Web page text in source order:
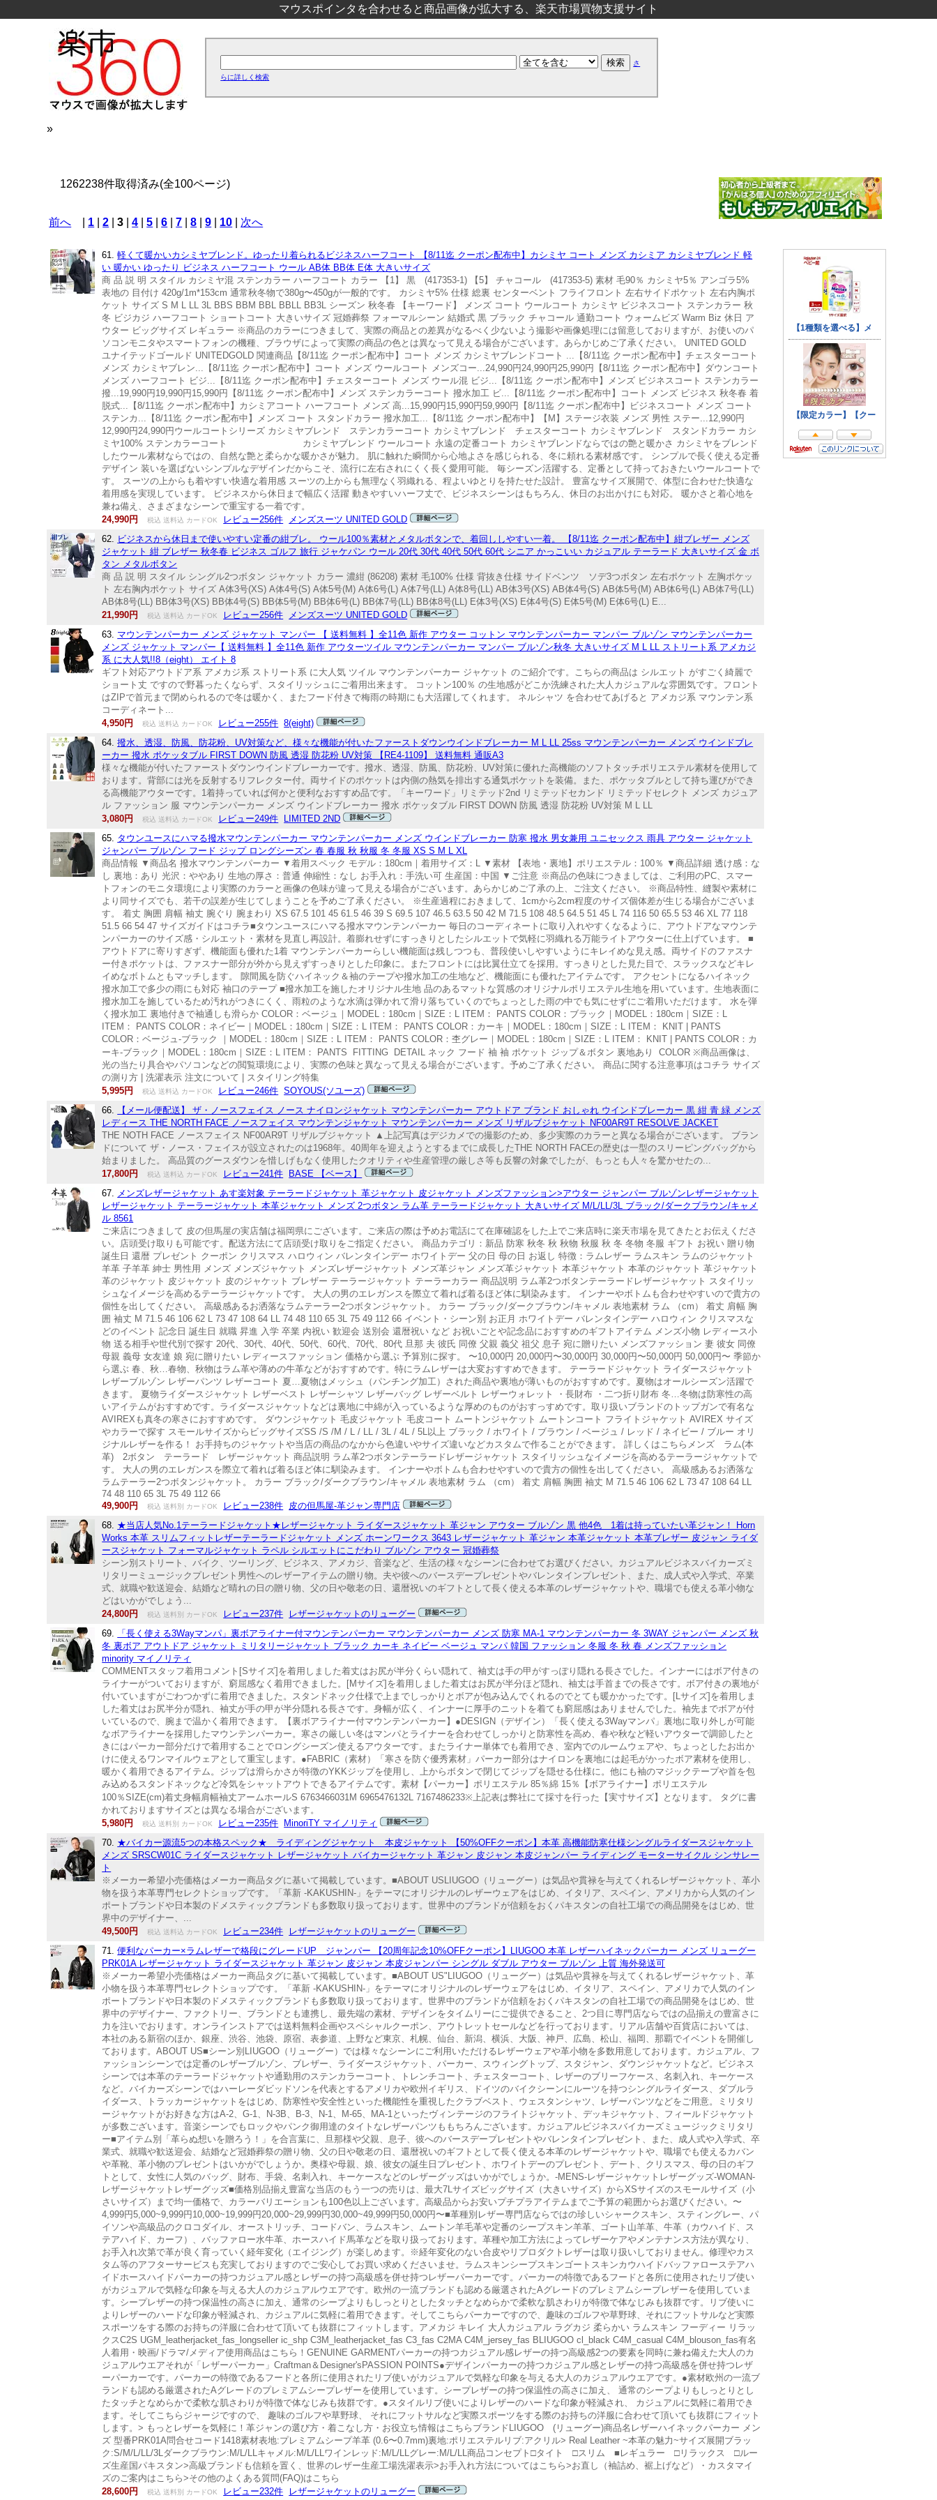
マウスポインタを合わせると商品画像が拡大する、楽天市場買物支援サイト
さ
らに詳しく検索
»
1262238件取得済み(全100ページ)
前へ 1 |2 |3 |4 |5 |6 |7 |8 |9 10 次へ
61.軽くて暖かいカシミヤブレンド。ゆったり着られるビジネスハーフコート 【8/11迄 クーポン配布中】カシミヤ コート メンズ カシミア カシミヤブレンド 軽
い 暖かい ゆったり ビジネス ハーフコート ウール AB体 BB体 E体 大きいサイズ
商 品 説 明 スタイル カシミヤ混 ステンカラー ハーフコート カラー 【1】 黒 (417353-1) 【5】 チャコール (417353-5) 素材 毛90％ カシミヤ5％ アンゴラ5%
表地の 目付け 420g/1m*153cm 通常秋冬物で380g〜450gが一般的です。 カシミヤ5% 仕様 総裏 センターベント フライフロント 左右サイドポケット 左右内胸ポ
ケット サイズ S M L LL 3L BBS BBM BBL BBLL BB3L シーズン 秋冬春 【キーワード】 メンズ コート ウールコート カシミヤ ビジネスコート ステンカラー 秋
冬 ビジカジ ハーフコート ショートコート 大きいサイズ 冠婚葬祭 フォーマルシーン 結婚式 黒 ブラック チャコール 通勤コート ウォームビズ Warm Biz 休日 ア
ウター ビッグサイズ レギュラー ※商品のカラーにつきまして、実際の商品との差異がなるべく少ないよう撮影や画像処理には留意しておりますが、お使いのパ
ソコンモニタやスマートフォンの機種、ブラウザによって実際の商品の色とは異なって見える場合がございます。あらかじめご了承ください。 UNITED GOLD
ユナイテッドゴールド UNITEDGOLD 関連商品【8/11迄 クーポン配布中】コート メンズ カシミヤブレンドコート ...【8/11迄 クーポン配布中】チェスターコート
メンズ カシミヤブレン...【8/11迄 クーポン配布中】コート メンズ ウールコート メンズコー...24,990円24,990円25,990円【8/11迄 クーポン配布中】ダウンコート
メンズ ハーフコート ビジ...【8/11迄 クーポン配布中】チェスターコート メンズ ウール混 ビジ...【8/11迄 クーポン配布中】メンズ ビジネスコート ステンカラー
撥...19,990円19,990円15,990円【8/11迄 クーポン配布中】メンズ ステンカラーコート 撥水加工 ビ...【8/11迄 クーポン配布中】コート メンズ ビジネス 秋冬春 着
脱式...【8/11迄 クーポン配布中】カシミアコート ハーフコート メンズ 高...15,990円15,990円59,990円【8/11迄 クーポン配布中】ビジネスコート メンズ コート
ステンカ...【8/11迄 クーポン配布中】メンズ コート スタンドカラー 撥水加工...【8/11迄 クーポン配布中】【M】ステージ衣装 メンズ 男性 ステー...12,990円
12,990円24,990円ウールコートシリーズ カシミヤブレンド ステンカラーコート カシミヤブレンド チェスターコート カシミヤブレンド スタンドカラー カシ
ミヤ100% ステンカラーコート カシミヤブレンド ウールコート 永遠の定番コート カシミヤブレンドならではの艶と暖かさ カシミヤをブレンド
したウール素材ならではの、自然な艶と柔らかな暖かさが魅力。 肌に触れた瞬間から心地よさを感じられる、冬に頼れる素材感です。 シンプルで長く使える定番
デザイン 装いを選ばないシンプルなデザインだからこそ、流行に左右されにくく長く愛用可能。 毎シーズン活躍する、定番として持っておきたいウールコートで
す。 スーツの上からも着やすい快適な着用感 スーツの上からも無理なく羽織れる、程よいゆとりを持たせた設計。 豊富なサイズ展開で、体型に合わせた快適な
着用感を実現しています。 ビジネスから休日まで幅広く活躍 動きやすいハーフ丈で、ビジネスシーンはもちろん、休日のお出かけにも対応。 暖かさと着心地を
兼ね備え、さまざまなシーンで重宝する一着です。
24,990円
税込 送料込 カードOK レビュー256件
メンズスーツ UNITED GOLD
62. ビジネスから休日まで使いやすい定番の紺ブレ。 ウール100％素材とメタルボタンで、着回ししやすい一着。 【8/11迄 クーポン配布中】紺ブレザー メンズ
ジャケット 紺 ブレザー 秋冬春 ビジネス ゴルフ 旅行 ジャケパン ウール 20代 30代 40代 50代 60代 シニア かっこいい カジュアル テーラード 大きいサイズ 金 ボ
タン メタルボタン
商 品 説 明 スタイル シングル2つボタン ジャケット カラー 濃紺 (86208) 素材 毛100% 仕様 背抜き仕様 サイドベンツ ソデ3つボタン 左右ポケット 左胸ポケッ
ト 左右胸内ポケット サイズ A体3号(XS) A体4号(S) A体5号(M) A体6号(L) A体7号(LL) A体8号(LL) AB体3号(XS) AB体4号(S) AB体5号(M) AB体6号(L) AB体7号(LL)
AB体8号(LL) BB体3号(XS) BB体4号(S) BB体5号(M) BB体6号(L) BB体7号(LL) BB体8号(LL) E体3号(XS) E体4号(S) E体5号(M) E体6号(L) E...
21,990円
税込 送料込 カードOK レビュー256件
メンズスーツ UNITED GOLD
63. マウンテンパーカー メンズ ジャケット マンパー 【 送料無料 】全11色 新作 アウター コットン マウンテンパーカー マンパー ブルゾン マウンテンパーカー
メンズ ジャケット マンパー【 送料無料 】全11色 新作 アウターツイル マウンテンパーカー マンパー ブルゾン秋冬 大きいサイズ M L LL ストリート系 アメカジ
系 に大人気!!8（eight） エイト 8
ギフト対応アウトドア系 アメカジ系 ストリート系 に大人気 ツイル マウンテンパーカー ジャケット のご紹介です。こちらの商品は シルエット がすごく綺麗で
ショート丈 ですので野暮ったくならず、スタイリッシュにご着用出来ます。 コットン100％ の生地感がどこか洗練された大人カジュアルな雰囲気です。フロント
はZIPで首元まで閉められるので冬は暖かく、またフード付きで梅雨の時期にも大活躍してくれます。 ネルシャツ を合わせてあげると アメカジ系 マウンテン系
コーディネート...
4,950円
税込 送料込 カードOK レビュー255件 8(eight)
64.撥水、透湿、防風、防花粉、UV対策など、様々な機能が付いたファーストダウンウインドブレーカー M L LL 25ss マウンテンパーカー メンズ ウインドブレ
ーカー 撥水 ポケッタブル FIRST DOWN 防風 透湿 防花粉 UV対策 【RE4-1109】 送料無料 通販A3
様々な機能が付いたファーストダウンウインドブレーカーです。撥水、透湿、防風、防花粉、UV対策に優れた高機能のソフトタッチポリエステル素材を使用して
おります。背部には光を反射するリフレクター付。両サイドのポケットは内側の熱気を排出する通気ポケットを装備。また、ポケッタブルとして持ち運びができ
る高機能アウターです。1着持っていれば何かと便利なおすすめ品です。「キーワード」リミテッド2nd リミテッドセカンド リミテッドセレクト メンズ カジュア
ル ファッション 服 マウンテンパーカー メンズ ウインドブレーカー 撥水 ポケッタブル FIRST DOWN 防風 透湿 防花粉 UV対策 M L LL
3,080円
税込 送料込 カードOK レビュー249件
LIMITED 2ND
65. タウンユースにハマる撥水マウンテンパーカー マウンテンパーカー メンズ ウインドブレーカー 防寒 撥水 男女兼用 ユニセックス 雨具 アウター ジャケット
ジャンパー ブルゾン フード ジップ ロングシーズン 春 春服 秋 秋服 冬 冬服 XS S M L XL
商品情報 ▼商品名 撥水マウンテンパーカー ▼着用スペック モデル：180cm｜着用サイズ：L ▼素材 【表地・裏地】ポリエステル：100％ ▼商品詳細 透け感：な
し 裏地：あり 光沢：ややあり 生地の厚さ：普通 伸縮性：なし お手入れ：手洗い可 生産国：中国 ▼ご注意 ※商品の色味につきましては、ご利用のPC、スマー
トフォンのモニタ環境により実際のカラーと画像の色味が違って見える場合がございます。あらかじめご了承の上、ご注文ください。 ※商品特性、縫製や素材に
より同サイズでも、若干の誤差が生じてしまうことを予めご了承ください。 ※生産過程におきまして、1cmから2cm程度のサイズ個体差が生じる場合がございま
す。 着丈 胸囲 肩幅 袖丈 腕ぐり 腕まわり XS 67.5 101 45 61.5 46 39 S 69.5 107 46.5 63.5 50 42 M 71.5 108 48.5 64.5 51 45 L 74 116 50 65.5 53 46 XL 77 118
51.5 66 54 47 サイズガイドはコチラ■タウンユースにハマる撥水マウンテンパーカー 毎日のコーディネートに取り入れやすくなるように、アウトドアなマウンテ
ンパーカーのサイズ感・シルエット・素材を見直し再設計。着膨れせずにすっきりとしたシルエットで気軽に羽織れる万能ライトアウターに仕上げています。 ■
アウトドアに寄りすぎず、機能面も優れた1着 マウンテンパーカーらしい機能面は残しつつも、普段使いしやすいようにキレイめな見え感。両サイドのファスナ
ー付きポケットは、ファスナー部分が外から見えずすっきりとした印象に。またフロントには比翼仕立てを採用。すっきりとした見た目で、スラックスなどキレ
イめなボトムともマッチします。 隙間風を防ぐハイネック＆袖のテープや撥水加工の生地など、機能面にも優れたアイテムです。 アクセントになるハイネック
撥水加工で多少の雨にも対応 袖口のテープ ■撥水加工を施したオリジナル生地 品のあるマットな質感のオリジナルポリエステル生地を用いています。生地表面に
撥水加工を施しているため汚れがつきにくく、雨粒のような水滴は弾かれて滑り落ちていくのでちょっとした雨の中でも気にせずにご着用いただけます。 水を弾
く撥水加工 裏地付きで袖通しも滑らか COLOR：ベージュ｜MODEL：180cm｜SIZE：L ITEM： PANTS COLOR：ブラック｜MODEL：180cm｜SIZE：L
ITEM： PANTS COLOR：ネイビー｜MODEL：180cm｜SIZE：L ITEM： PANTS COLOR：カーキ｜MODEL：180cm｜SIZE：L ITEM： KNIT | PANTS
COLOR：ベージュ-ブラック ｜MODEL：180cm｜SIZE：L ITEM： PANTS COLOR：杢グレー｜MODEL：180cm｜SIZE：L ITEM： KNIT | PANTS COLOR：カ
ーキ-ブラック｜MODEL：180cm｜SIZE：L ITEM： PANTS FITTING DETAIL ネック フード 袖 袖 ポケット ジップ＆ボタン 裏地あり COLOR ※商品画像は、
光の当たり具合やパソコンなどの閲覧環境により、実際の色味と異なって見える場合がございます。予めご了承ください。 商品に関する注意事項はコチラ サイズ
の測り方 | 洗濯表示 注文について | スタイリング特集
5,995円
税込 送料込 カードOK レビュー246件 SOYOUS(ソユーズ)
66.
【メール便配送】 ザ・ノースフェイス ノース ナイロンジャケット マウンテンパーカー アウトドア ブランド おしゃれ ウインドブレーカー 黒 紺 青 緑 メンズ
レディース THE NORTH FACE ノースフェイス マウンテンジャケット マウンテンパーカー メンズ リザルブジャケット NF00AR9T RESOLVE JACKET
THE NOTH FACE ノースフェイス NF00AR9T リザルブジャケット ▲上記写真はデジカメでの撮影のため、多少実際のカラーと異なる場合がございます。 ブラン
ドについて ザ・ノース・フェイスが設立されたのは1968年。40周年を迎えようとするまでに成長したTHE NORTH FACEの歴史は一型のスリーピングバッグから
始まりました。 高品質のグースダウンを惜しげもなく使用したクオリティや生産管理の厳しさ等も反響の対象でしたが、もっとも人々を驚かせたの...
17,800円
税込 送料込 カードOK レビュー241件
BASE 【ベース】
67. メンズレザージャケット あす楽対象 テーラードジャケット 革ジャケット 皮ジャケット メンズファッション>アウター ジャンパー ブルゾンレザージャケット
レザージャケット テーラージャケット 本革ジャケット メンズ 2つボタン ラム革 テーラードジャケット 大きいサイズ M/L/LL/3L ブラック/ダークブラウン/キャメ
ル 8561
ご来店につきまして 皮の但馬屋の実店舗は福岡県にございます。ご来店の際は予めお電話にて在庫確認をした上でご来店時に楽天市場を見てきたとお伝えくださ
い。店頭受け取りも可能です。配送方法にて店頭受け取りをご指定ください。 商品カテゴリ：新品 防寒 秋冬 秋 秋物 秋服 秋 冬 冬物 冬服 ギフト お祝い 贈り物
誕生日 還暦 プレゼント クーポン クリスマス ハロウィン バレンタインデー ホワイトデー 父の日 母の日 お返し 特徴：ラムレザー ラムスキン ラムのジャケット
羊革 子羊革 紳士 男性用 メンズ メンズジャケット メンズレザージャケット メンズ革ジャン メンズ革ジャケット 本革ジャケット 本革のジャケット 革ジャケット
革のジャケット 皮ジャケット 皮のジャケット ブレザー テーラージャケット テーラーカラー 商品説明 ラム革2つボタンテーラードレザージャケット スタイリッ
シュなイメージを高めるテーラージャケットです。 大人の男のエレガンスを際立て着れば着るほど体に馴染みます。 インナーやボトムも合わせやすいので貴方の
個性を出してください。 高級感あるお洒落なラムテーラー2つボタンジャケット。 カラー ブラック/ダークブラウン/キャメル 表地素材 ラム （cm） 着丈 肩幅 胸
囲 袖丈 M 71.5 46 106 62 L 73 47 108 64 LL 74 48 110 65 3L 75 49 112 66 イベント・シーン別 お正月 ホワイトデー バレンタインデー ハロウィン クリスマスな
どのイベント 記念日 誕生日 就職 昇進 入学 卒業 内祝い 歓迎会 送別会 還暦祝い など お祝いごとや記念品におすすめのギフトアイテム メンズ小物 レディース小
物 送る相手や世代別で探す 20代、30代、40代、50代、60代、70代、80代 旦那 夫 彼氏 同僚 父親 義父 祖父 息子 宛に贈りたい メンズファッション 妻 彼女 同僚
母親 義母 女友達 娘 宛に贈りたい レディースファッション 価格から選ぶ 予算別に探す。 〜10,000円 20,000円〜30,000円 30,000円〜50,000円 50,000円〜 季節か
ら選ぶ 春、秋…春物、秋物はラム革や薄めの牛革などがおすすめです。特にラムレザーは大変おすすめできます。 テーラードジャケット ライダースジャケット
レザーブルゾン レザーパンツ レザーコート 夏…夏物はメッシュ（パンチング加工）された商品や裏地が薄いものがおすすめです。夏物はオールシーズン活躍で
きます。 夏物ライダースジャケット レザーベスト レザーシャツ レザーバッグ レザーベルト レザーウォレット ・長財布 ・二つ折り財布 冬…冬物は防寒性の高
いアイテムがおすすめです。ライダースジャケットなどは裏地に中綿が入っているような厚めのものがおすっすめです。取り扱いブランドのトップガンで有名な
AVIREXも真冬の寒さにおすすめです。 ダウンジャケット 毛皮ジャケット 毛皮コート ムートンジャケット ムートンコート フライトジャケット AVIREX サイズ
やカラーで探す スモールサイズからビッグサイズSS /S /M / L / LL / 3L / 4L / 5L以上 ブラック / ホワイト / ブラウン / ベージュ / レッド / ネイビー / ブルー オリ
ジナルレザーを作る！ お手持ちのジャケットや当店の商品のなかから色違いやサイズ違いなどカスタムで作ることができます。 詳しくはこちらメンズ ラム(本
革) 2ボタン テーラード レザージャケット 商品説明 ラム革2つボタンテーラードレザージャケット スタイリッシュなイメージを高めるテーラージャケットで
す。 大人の男のエレガンスを際立て着れば着るほど体に馴染みます。 インナーやボトムも合わせやすいので貴方の個性を出してください。 高級感あるお洒落な
ラムテーラー2つボタンジャケット。 カラー ブラック/ダークブラウン/キャメル 表地素材 ラム （cm） 着丈 肩幅 胸囲 袖丈 M 71.5 46 106 62 L 73 47 108 64 LL
74 48 110 65 3L 75 49 112 66
49,900円
税込 送料別 カードOK レビュー238件 皮の但馬屋-革ジャン専門店
68. ★当店人気No.1テーラードジャケット★レザージャケット ライダースジャケット 革ジャン アウター ブルゾン 黒 他4色 1着は持っていたい革ジャン！ Horn
Works 本革 スリムフィットレザーテーラードジャケット メンズ ホーンワークス 3643 レザージャケット 革ジャン 本革ジャケット 本革ブレザー 皮ジャン ライダ
ースジャケット フォーマルジャケット ラペル シルエットにこだわり ブルゾン アウター 冠婚葬祭
シーン別ストリート、バイク、ツーリング、ビジネス、アメカジ、音楽など、生活の様々なシーンに合わせてお選びください。カジュアルビジネスバイカーズミ
リタリーミュージックプレゼント男性へのレザーアイテムの贈り物。夫や彼へのバースデープレゼントやバレンタインプレゼント、また、成人式や入学式、卒業
式、就職や歓送迎会、結婚など晴れの日の贈り物、父の日や敬老の日、還暦祝いのギフトとして長く使える本革のレザージャケットや、職場でも使える革小物な
どはいかがでしょう...
24,800円
税込 送料別 カードOK レビュー237件
レザージャケットのリューグー
69.
「長く使える3Wayマンパ」裏ボアライナー付マウンテンパーカー マウンテンパーカー メンズ 防寒 MA-1 マウンテンパーカー 冬 3WAY ジャンパー メンズ 秋
冬 裏ボア アウトドア ジャケット ミリタリージャケット ブラック カーキ ネイビー ベージュ マンパ 韓国 ファッション 冬服 冬 秋 春 メンズファッション
minority マイノリティ
COMMENTスタッフ着用コメント[Sサイズ]を着用しました着丈はお尻が半分くらい隠れて、袖丈は手の甲がすっぽり隠れる長さでした。インナーにはボア付きの
ライナーがついておりますが、窮屈感なく着用できました。[Mサイズ]を着用しました着丈はお尻が半分ほど隠れ、袖丈は手首までの長さです。ボア付きの裏地が
付いていますがごわつかずに着用できました。スタンドネック仕様で上までしっかりとボアが包み込んでくれるのでとても暖かかったです。[Lサイズ]を着用しま
した着丈はお尻半分が隠れ、袖丈が手の甲が半分隠れる長さです。身幅が広く、インナーに厚手のニットを着ても窮屈感はありませんでした。袖先までボアが付
いているので、腕まで温かく着用できます。【裏ボアライナー付マウンテンパーカー】●DESIGN（デザイン）「長く使える3Wayマンパ」裏地に取り外しが可能
なボアライナーを採用したマウンテンパーカー。寒さの厳しい冬はマンパとライナーを合わせてしっかりと防寒性を高め、春や秋など軽いアウターで調節したと
きにはパーカー部分だけで着用することでロングシーズン使えるアウターです。またライナー単体でも着用でき、室内でのルームウェアや、ちょっとしたお出か
けに使えるワンマイルウェアとして重宝します。●FABRIC（素材）「寒さを防ぐ優秀素材」パーカー部分はナイロンを裏地には起毛がかったボア素材を使用し、
暖かく着用できるアイテム。ジップは滑らかさが特徴のYKKジップを使用し、上からボタンで閉じてジップを隠せる仕様に。他にも袖のマジックテープや首を包
み込めるスタンドネックなど冷気をシャットアウトできるアイテムです。素材【パーカー】ポリエステル 85％綿 15％【ボアライナー】ポリエステル
100％SIZE(cm)着丈身幅肩幅袖丈アームホールS 6763466031M 6965476132L 7167486233※上記表は弊社にて採寸を行った【実寸サイズ】となります。 タグに書
かれておりますサイズとは異なる場合がございます。
5,980円
税込 送料別 カードOK レビュー235件
MinoriTY マイノリティ
70. ★バイカー源流5つの本格スペック★ ライディングジャケット 本皮ジャケット 【50%OFFクーポン】本革 高機能防寒仕様シングルライダースジャケット
メンズ SRSCW01C ライダースジャケット レザージャケット バイカージャケット 革ジャン 皮ジャン 本皮ジャンパー ライディング モーターサイクル シンサレー
ト
※メーカー希望小売価格はメーカー商品タグに基いて掲載しています。■ABOUT USLIUGOO（リューグー）は気品や貫禄を与えてくれるレザージャケット、革小
物を扱う本革専門セレクトショップです。「革新 -KAKUSHIN-」をテーマにオリジナルのレザーウェアをはじめ、イタリア、スペイン、アメリカから人気のイン
ポートブランドや日本製のドメスティックブランドも多数取り扱っております。世界中のブランドが信頼をおくパキスタンの自社工場での商品開発をはじめ、世
界中のデザイナー、...
49,500円
税込 送料込 カードOK レビュー234件
レザージャケットのリューグー
71.便利なパーカー×ラムレザーで格段にグレードUP ジャンパー 【20周年記念10%OFFクーポン】LIUGOO 本革 レザーハイネックパーカー メンズ リューグー
PRK01A レザージャケット ライダースジャケット 革ジャン 皮ジャン 本皮ジャンパー シングル ダブル アウター ブルゾン 上質 海外発送可
※メーカー希望小売価格はメーカー商品タグに基いて掲載しています。■ABOUT US"LIUGOO（リューグー）は気品や貫禄を与えてくれるレザージャケット、革
小物を扱う本革専門セレクトショップです。「革新 -KAKUSHIN-」をテーマにオリジナルのレザーウェアをはじめ、イタリア、スペイン、アメリカで人気のイン
ポートブランドや日本製のドメスティックブランドも多数取り扱っております。世界中のブランドが信頼をおくパキスタンの自社工場での商品開発をはじめ、世
界中のデザイナー、ファクトリー、ブランドとも連携し、最先端の素材、デザインをタイムリーにご提供できること、2つ目に専門店ならではの品揃えの豊富さに
力を注いでおります。オンラインストアでは送料無料企画やスペシャルクーポン、アウトレットセールなどを行っております。リアル店舗や百貨店においては、
本社のある新宿のほか、銀座、渋谷、池袋、原宿、表参道、上野など東京、札幌、仙台、新潟、横浜、大阪、神戸、広島、松山、福岡、那覇でイベントを開催し
ております。ABOUT US■シーン別LIUGOO（リューグー）では様々なシーンにご利用いただけるレザーウェアや革小物を多数用意しております。カジュアル、フ
ァッションシーンでは定番のレザーブルゾン、ブレザー、ライダースジャケット、パーカー、スウィングトップ、スタジャン、ダウンジャケットなど。ビジネス
シーンでは本革のテーラードジャケットや通勤用のステンカラーコート、トレンチコート、チェスターコート、レザーのブリーフケース、名刺入れ、キーケース
など。バイカーズシーンではハーレーダビッドソンを代表とするアメリカや欧州イギリス、ドイツのバイクシーンにルーツを持つシングルライダース、ダブルラ
イダース、トラッカージャケットをはじめ、防寒性や安全性といった機能性を重視したクラブベスト、ウェスタンシャツ、レザーパンツなどをご用意。ミリタリ
ージャケットがお好きな方はA-2、G-1、N-3B、B-3、N-1、M-65、MA-1といったヴィンテージのフライトジャケット、デッキジャケット、フィールドジャケット
が多数ございます。音楽シーンでもロックやパンク御用達のタイトなレザーパンツももちろんございます。カジュアルビジネスバイカーズミュージックミリタリ
ー■アイテム別「革らぬ想いを贈ろう！」を合言葉に、旦那様や父親、息子、彼へのバースデープレゼントやバレンタインプレゼント、また、成人式や入学式、卒
業式、就職や歓送迎会、結婚など冠婚葬祭の贈り物、父の日や敬老の日、還暦祝いのギフトとして長く使える本革のレザージャケットや、職場でも使えるカバン
や革靴、革小物のプレゼントはいかがでしょうか。奥様や母親、娘、彼女の誕生日プレゼント、ホワイトデーのプレゼント、デート、クリスマス、母の日のギフ
トとして、女性に人気のバッグ、財布、手袋、名刺入れ、キーケースなどのレザーグッズはいかがでしょうか。-MENS-レザージャケットレザーグッズ-WOMAN-
レザージャケットレザーグッズ■価格別品揃え豊富な当店のもう一つの売りは、最大7Lサイズビッグサイズ（大きいサイズ）からXSサイズのスモールサイズ（小
さいサイズ）まで均一価格で、カラーバリエーションも100色以上ございます。高級品からお安いプチプラアイテムまでご予算の範囲からお選びください。〜
4,999円5,000~9,999円10,000~19,999円20,000~29,999円30,000~49,999円50,000円〜■革種別レザー専門店ならではの珍しいシャークスキン、スティングレー、パ
イソンや高級品のクロコダイル、オーストリッチ、コードバン、ラムスキン、ムートン羊毛革や定番のシープスキン羊革、ゴート山羊革、牛革（カウハイド、ス
テアハイド、カーフ）、バッファロー水牛革、ホースハイド馬革などを取り扱っております。革種や加工方法によってレザーケアやメンテナンス方法が異なり、
お手入れ次第で革が良く育っていく経年変化（エイジング）が楽しめます。※経年変化のない合皮やリプロダクトレザーは取り扱いしておりません。修理やカス
タム等のアフターサービスも充実しておりますのでご安心してお買い求めくださいませ。ラムスキンシープスキンゴートスキンカウハイドバッファローステアハ
イドホースハイドパーカーの持つカジュアル感とレザーの持つ高級感を併せ持つレザーパーカーです。パーカーの特徴であるフードと各所に使用されたリブ使い
がカジュアルで気軽な印象を与える大人のカジュアルウエアです。欧州の一流ブランドも認める厳選されたAグレードのプレミアムシープレザーを使用していま
す。シープレザーの持つ保温性の高さに加え、通常のシープよりもしっとりとしたタッチとなめらかで柔軟な肌さわりが特徴で体なじみも抜群です。リブ使いに
よりレザーのハードな印象が軽減され、カジュアルに気軽に着用できます。そしてこちらパーカーですので、趣味のゴルフや草野球、それにフットサルなど実際
スポーツをする際のお持ちの洋服に合わせて頂いても抜群にフィットします。アメカジ キレイ 大人カジュアル ラグカジ 柔らかい ラムスキン フーディー リラッ
クスC2S UGM_leatherjacket_fas_longseller ic_shp C3M_leatherjacket_fas C3_fas C2MA C4M_jersey_fas BLIUGOO cl_black C4M_casual C4M_blouson_fas有名
人着用・映画/ドラマ/メディア使用商品はこちら！GENUINE GARMENTパーカーの持つカジュアル感レザーの持つ高級感2つの要素を同時に兼ね備えた大人のカ
ジュアルウエアそれが「レザーパーカー」Craftman＆Designer'sPASSION POINTS●デザインパーカーの持つカジュアル感とレザーの持つ高級感を併せ持つレザ
ーパーカーです。パーカーの特徴であるフードと各所に使用されたリブ使いがカジュアルで気軽な印象を与える大人のカジュアルウエアです。●素材欧州の一流ブ
ランドも認める厳選されたAグレードのプレミアムシープレザーを使用しています。シープレザーの持つ保温性の高さに加え、 通常のシープよりもしっとりとし
たタッチとなめらかで柔軟な肌さわりが特徴で体なじみも抜群です。●スタイルリブ使いによりレザーのハードな印象が軽減され、 カジュアルに気軽に着用でき
ます。そしてこちらジャージですので、 趣味のゴルフや草野球、 それにフットサルなど実際スポーツをする際のお持ちの洋服に合わせて頂いても抜群にフィット
します。> もっとレザーを気軽に！革ジャンの選び方・着こなし方・お役立ち情報はこちらブランドLIUGOO (リューグー)商品名レザーハイネックパーカー メン
ズ 型番PRK01A問合せコード1418素材表地:プレミアムシープ羊革 (0.6〜0.7mm)裏地:ポリエステルリブ:アクリル> Real Leather ~本革の魅力~サイズ展開ブラッ
ク:S/M/L/LL/3Lダークブラウン:M/L/LLキャメル:M/L/LLワインレッド:M/L/LLグレー:M/L/LL商品コンセプト□タイト □スリム ■レギュラー □リラックス □ルー
ズ生産国パキスタン>高級ブランドも信頼を置く、世界のレザー生産工場洗濯表示>お手入れ方法についてはこちら>お直し（袖詰め、裾上げなど）・カスタマイ
ズのご案内はこちら>その他のよくある質問(FAQ)はこちら
28,600円
税込 送料別 カードOK レビュー232件 レザージャケットのリューグー